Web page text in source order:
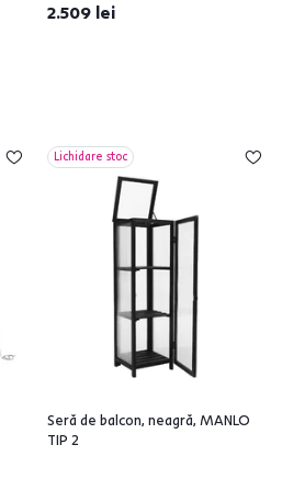
2.509 lei
Lichidare stoc
Seră de balcon, neagră, MANLO
TIP 2